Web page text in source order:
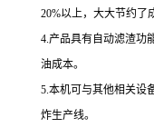
20%以上，大大节约了
4.产品具有自动滤渣功
油成本。
5.本机可与其他相关设
炸生产线。